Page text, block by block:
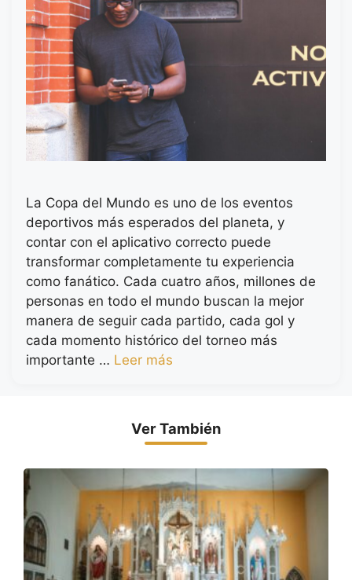
La Copa del Mundo es uno de los eventos
deportivos más esperados del planeta, y
contar con el aplicativo correcto puede
transformar completamente tu experiencia
como fanático. Cada cuatro años, millones de
personas en todo el mundo buscan la mejor
manera de seguir cada partido, cada gol y
cada momento histórico del torneo más
importante … Leer más
Ver También